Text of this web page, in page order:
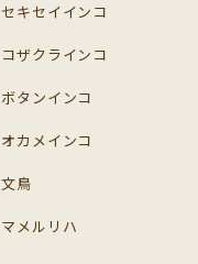
セキセイインコ
コザクラインコ
ボタンインコ
オカメインコ
文鳥
マメルリハ